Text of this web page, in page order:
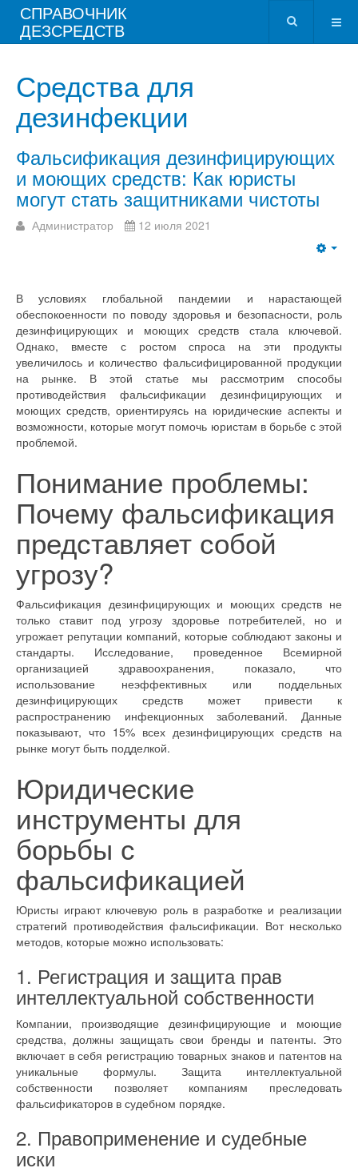
СПРАВОЧНИК
ДЕЗСРЕДСТВ
Средства для
дезинфекции
Фальсификация дезинфицирующих
и моющих средств: Как юристы
могут стать защитниками чистоты
Администратор 12 июля 2021
В условиях глобальной пандемии и нарастающей
обеспокоенности по поводу здоровья и безопасности, роль
дезинфицирующих и моющих средств стала ключевой.
Однако, вместе с ростом спроса на эти продукты
увеличилось и количество фальсифицированной продукции
на рынке. В этой статье мы рассмотрим способы
противодействия фальсификации дезинфицирующих и
моющих средств, ориентируясь на юридические аспекты и
возможности, которые могут помочь юристам в борьбе с этой
проблемой.
Понимание проблемы:
Почему фальсификация
представляет собой
угрозу?
Фальсификация дезинфицирующих и моющих средств не
только ставит под угрозу здоровье потребителей, но и
угрожает репутации компаний, которые соблюдают законы и
стандарты. Исследование, проведенное Всемирной
организацией здравоохранения, показало, что
использование неэффективных или поддельных
дезинфицирующих средств может привести к
распространению инфекционных заболеваний. Данные
показывают, что 15% всех дезинфицирующих средств на
рынке могут быть подделкой.
Юридические
инструменты для
борьбы с
фальсификацией
Юристы играют ключевую роль в разработке и реализации
стратегий противодействия фальсификации. Вот несколько
методов, которые можно использовать:
1. Регистрация и защита прав
интеллектуальной собственности
Компании, производящие дезинфицирующие и моющие
средства, должны защищать свои бренды и патенты. Это
включает в себя регистрацию товарных знаков и патентов на
уникальные формулы. Защита интеллектуальной
собственности позволяет компаниям преследовать
фальсификаторов в судебном порядке.
2. Правоприменение и судебные
иски